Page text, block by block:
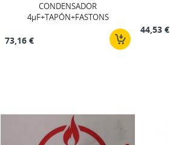
CONDENSADOR
4µF+TAPÓN+FASTONS
73,16 €
44,53 €